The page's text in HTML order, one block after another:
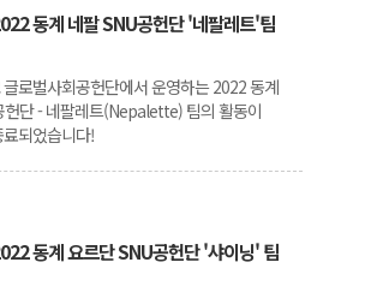
동계 네팔 SNU공헌단 '네팔레트'팀
로벌사회공헌단에서 운영하는 2022 동계
헌단 - 네팔레트(Nepalette) 팀의 활동이
되었습니다!
동계 요르단 SNU공헌단 '샤이닝' 팀